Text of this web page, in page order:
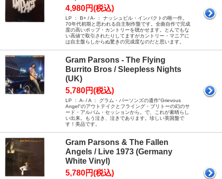
4,980円(税込)
LP ： B+ / A- ： ナッシュビル・インパクトの唯一作。
70年代初期と思われる自主制作盤です。全曲自作で完成
度の高いポップ・カントリーを聴かせます。とんでもな
い高値で取引されたりしてますがカントリー・マニアに
は自主盤らしからぬ驚きの完成度なのだと思います。
Gram Parsons - The Flying
Burrito Bros / Sleepless Nights
(UK)
5,780円(税込)
LP ： A- / A ： グラム・パーソンズの遺作"Grievous
Angel"のアウトテイクとフライング・ブリトーの幻のサ
ード・アルバム・セッションから。で、これが素晴らし
い出来。もう泣き、泣きであります。珍しい英国盤で
す！美品です。
Gram Parsons & The Fallen
Angels / Live 1973 (Germany
White Vinyl)
5,780円(税込)